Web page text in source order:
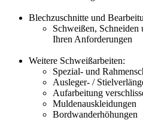
Blechzuschnitte und
Schweißen,
Ihren Anforderungen
Weitere Schweißarbeiten:
Spezial- und
Ausleger- /
Aufarbeitung
Muldenauskleidungen
Bordwanderhöhungen